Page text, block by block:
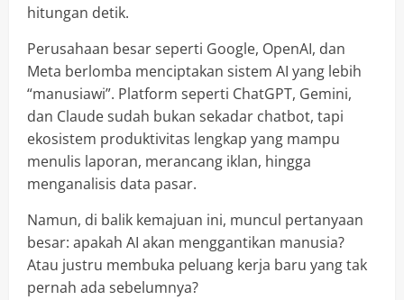
hitungan detik.
Perusahaan besar seperti Google, OpenAI, dan
Meta berlomba menciptakan sistem AI yang lebih
“manusiawi”. Platform seperti ChatGPT, Gemini,
dan Claude sudah bukan sekadar chatbot, tapi
ekosistem produktivitas lengkap yang mampu
menulis laporan, merancang iklan, hingga
menganalisis data pasar.
Namun, di balik kemajuan ini, muncul pertanyaan
besar: apakah AI akan menggantikan manusia?
Atau justru membuka peluang kerja baru yang tak
pernah ada sebelumnya?